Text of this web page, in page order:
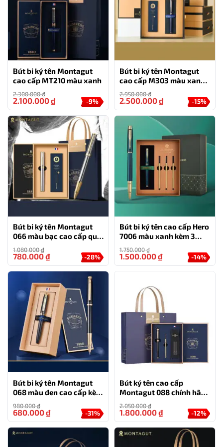
Bút bi ký tên Montagut
cao cấp MT210 màu xanh
2.300.000₫
-9%
2.100.000₫
Bút bi ký tên Montagut
cao cấp M303 màu xanh
navy
2.950.000₫
-15%
2.500.000₫
Bút bi ký tên Montagut
066 màu bạc cao cấp quà
tặng doanh nghiệp (tặng
kèm 2 ngòi thay thế)
1.080.000₫
-28%
780.000₫
Bút bi ký tên cao cấp Hero
7006 màu xanh kèm 3
ngòi, hộp và túi hãng
1.750.000₫
-14%
1.500.000₫
Bút bi ký tên Montagut
068 màu đen cao cấp kèm
hộp đựng và túi
980.000₫
-31%
680.000₫
Bút ký tên cao cấp
Montagut 088 chính hãng
màu đen tặng kèm 3 ngòi,
túi và hộp
2.050.000₫
-12%
1.800.000₫